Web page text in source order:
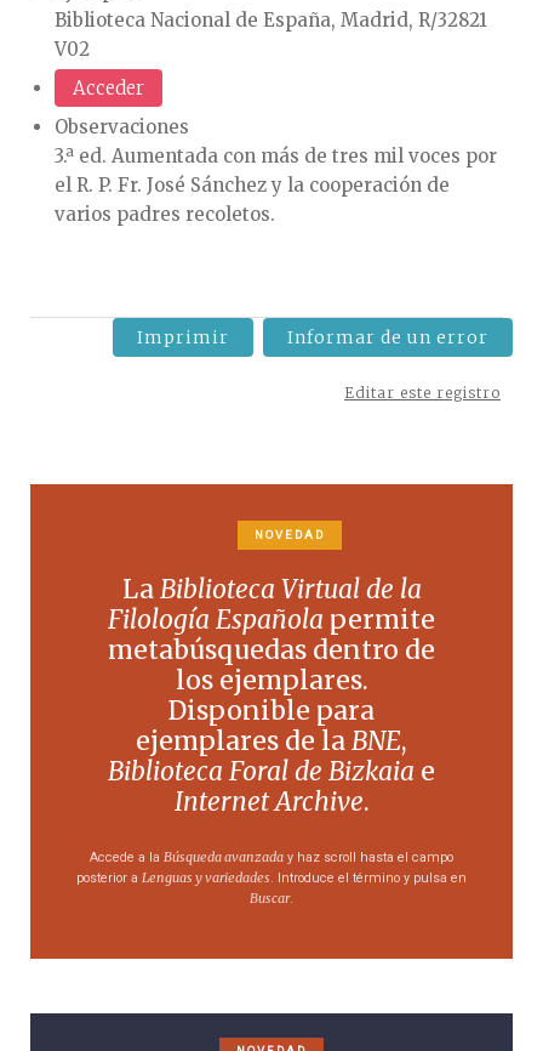
Biblioteca Nacional de España, Madrid, R/32821
V02
Acceder
Observaciones
3.ª ed. Aumentada con más de tres mil voces por
el R. P. Fr. José Sánchez y la cooperación de
varios padres recoletos.
Imprimir Informar de un error
Editar este registro
NOVEDAD
LaBiblioteca Virtual de la
Filología Española permite
metabúsquedas dentro de
los ejemplares.
Disponible para
ejemplares de laBNE,
Biblioteca Foral de Bizkaia e
Internet Archive.
Accede a la Búsqueda avanzada y haz scroll hasta el campo
posterior a Lenguas y variedades . Introduce el término y pulsa en
Buscar.